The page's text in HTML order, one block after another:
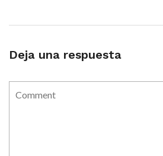
Deja una respuesta